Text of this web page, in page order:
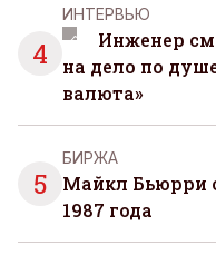
4
ИНТЕРВЬЮ
Инженер
на дело по
валюта»
5
БИРЖА
Майкл Бьюрри
1987 года